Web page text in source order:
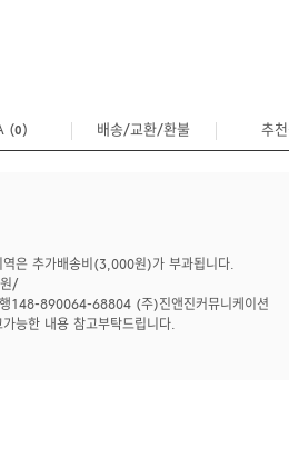
(0) 배송/교환/환불 추
은 추가배송비(3,000원)가 부과됩니다.
/
행148-890064-68804 (주)진앤진커뮤니케이션
능한 내용 참고부탁드립니다.